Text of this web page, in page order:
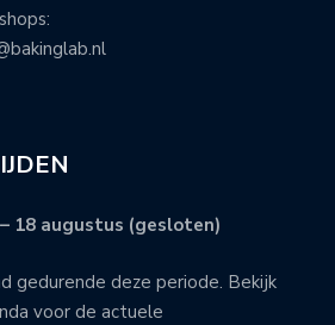
18 augustus (gesloten)
gedurende deze periode. Bekijk
voor de actuele